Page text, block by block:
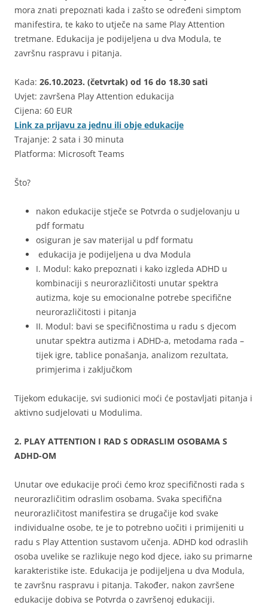
mora znati prepoznati kada i zašto se određeni simptom
manifestira, te kako to utječe na same Play Attention
tretmane. Edukacija je podijeljena u dva Modula, te
završnu raspravu i pitanja.
Kada: 26.10.2023. (četvrtak) od 16 do 18.30 sati
Uvjet: završena Play Attention edukacija
Cijena: 60 EUR
Link za prijavu za jednu ili obje edukacije
Trajanje: 2 sata i 30 minuta
Platforma: Microsoft Teams
Što?
nakon edukacije stječe se Potvrda o sudjelovanju u
pdf formatu
osiguran je sav materijal u pdf formatu
edukacija je podijeljena u dva Modula
I. Modul: kako prepoznati i kako izgleda ADHD u
kombinaciji s neurorazličitosti unutar spektra
autizma, koje su emocionalne potrebe specifične
neurorazličitosti i pitanja
II. Modul: bavi se specifičnostima u radu s djecom
unutar spektra autizma i ADHD-a, metodama rada –
tijek igre, tablice ponašanja, analizom rezultata,
primjerima i zaključkom
Tijekom edukacije, svi sudionici moći će postavljati pitanja i
aktivno sudjelovati u Modulima.
2. PLAY ATTENTION I RAD S ODRASLIM OSOBAMA S
ADHD-OM
Unutar ove edukacije proći ćemo kroz specifičnosti rada s
neurorazličitim odraslim osobama. Svaka specifična
neurorazličitost manifestira se drugačije kod svake
individualne osobe, te je to potrebno uočiti i primijeniti u
radu s Play Attention sustavom učenja. ADHD kod odraslih
osoba uvelike se razlikuje nego kod djece, iako su primarne
karakteristike iste. Edukacija je podijeljena u dva Modula,
te završnu raspravu i pitanja. Također, nakon završene
edukacije dobiva se Potvrda o završenoj edukaciji.